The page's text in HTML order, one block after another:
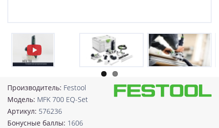
Производитель: Festool
Модель: MFK 700 EQ-Set
Артикул: 576236
Бонусные баллы: 1606